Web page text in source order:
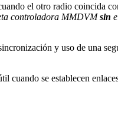
el otro radio coincida
controladora MMDVMsin
y uso de una
cuando se establecen